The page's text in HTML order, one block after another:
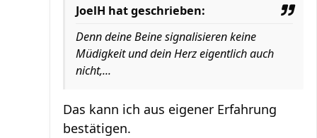
JoelH hat geschrieben:
Denn deine Beine signalisieren keine
Müdigkeit und dein Herz eigentlich auch
nicht,...
Das kann ich aus eigener Erfahrung
bestätigen.